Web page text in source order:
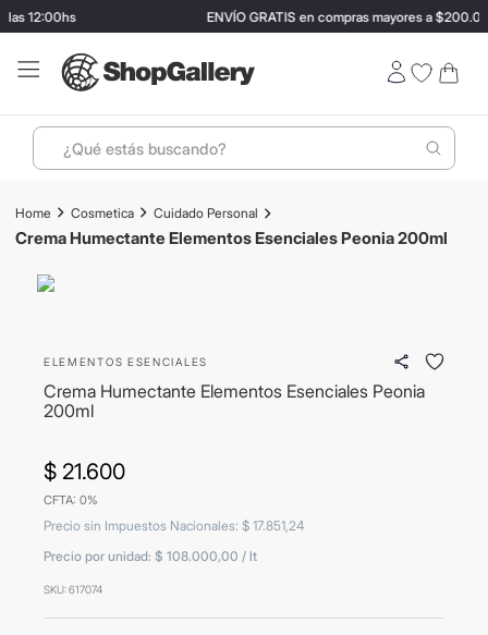
12:00hs ENVÍO GRATIS en compras mayores a $200.000
¿Qué estás buscando?
Cosmetica Cuidado Personal
Crema Humectante Elementos Esenciales Peonia 200ml
ELEMENTOS ESENCIALES
Crema Humectante Elementos Esenciales Peonia
200ml
$ 21.600
CFTA: 0%
Precio sin Impuestos Nacionales: $ 17.851, 24
Precio por unidad: $ 108.000,00 / lt
SKU:617074
1. perfumes
5. bressia
7. carolina herrera
8 .